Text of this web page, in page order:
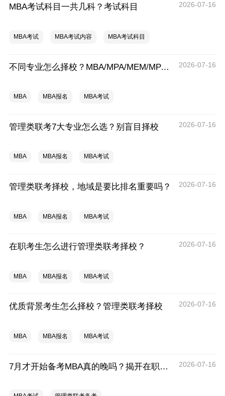
MBA考试科目一共几科？考试科目 2026-07-16
MBA考试 MBA考试内容 MBA考试科目
不同专业怎么择校？MBA/MPA/MEM/MPAcc 2026-07-16
MBA MBA报名 MBA考试
管理类联考7大专业怎么选？别盲目择校 2026-07-16
MBA MBA报名 MBA考试
管理类联考择校，地域是要比排名重要吗？ 2026-07-16
MBA MBA报名 MBA考试
在职考生怎么进行管理类联考择校？ 2026-07-16
MBA MBA报名 MBA考试
优质背景考生怎么择校？管理类联考择校 2026-07-16
MBA MBA报名 MBA考试
7月才开始备考MBA真的晚吗？揭开在职人管综备考的4大真实困境 2026-07-16